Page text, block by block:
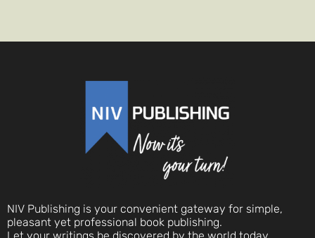
NIV Publishing is your convenient gateway for simple,
pleasant yet professional book publishing.